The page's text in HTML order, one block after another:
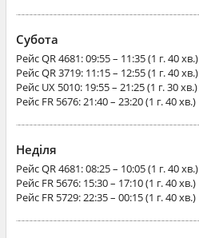
Субота
РейсQR 4681: 09:55 – 11:35 (1 г. 40 хв.)
РейсQR 3719: 11:15 – 12:55 (1 г. 40 хв.)
Рейс UX 5010: 19:55 – 21:25 (1 г. 30 хв.)
Рейс FR 5676: 21:40 – 23:20 (1 г. 40 хв.)
Неділя
РейсQR 4681: 08:25 – 10:05 (1 г. 40 хв.)
Рейс FR 5676: 15:30 – 17:10 (1 г. 40 хв.)
Рейс FR 5729: 22:35 – 00:15 (1 г. 40 хв.)